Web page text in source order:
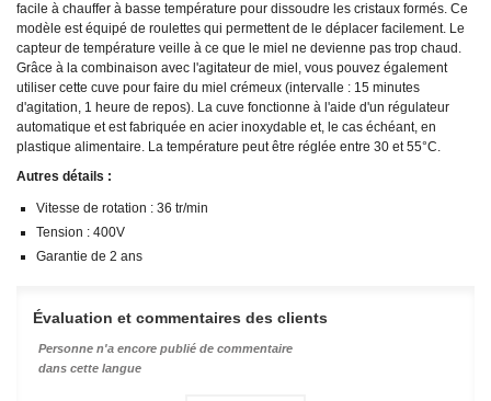
facile à chauffer à basse température pour dissoudre les cristaux formés. Ce
modèle est équipé de roulettes qui permettent de le déplacer facilement. Le
capteur de température veille à ce que le miel ne devienne pas trop chaud.
Grâce à la combinaison avec l'agitateur de miel, vous pouvez également
utiliser cette cuve pour faire du miel crémeux (intervalle : 15 minutes
d'agitation, 1 heure de repos). La cuve fonctionne à l'aide d'un régulateur
automatique et est fabriquée en acier inoxydable et, le cas échéant, en
plastique alimentaire. La température peut être réglée entre 30 et 55°C.
Autres détails :
Vitesse de rotation : 36 tr/min
Tension : 400V
Garantie de 2 ans
Évaluation et commentaires des clients
Personne n'a encore publié de commentaire
dans cette langue